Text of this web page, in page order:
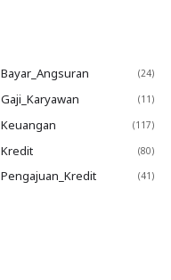
Bayar_Angsuran 24
Gaji_Karyawan 11
Keuangan 117
Kredit 80
Pengajuan_Kredit 41